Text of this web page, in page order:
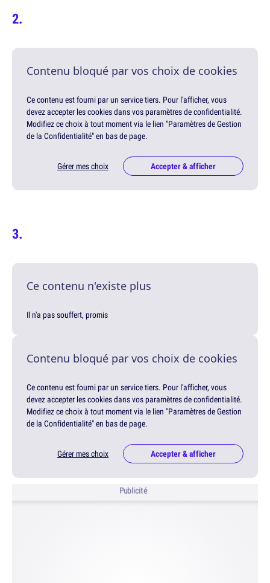
Contenu bloqué par vos choix de cookies
Ce contenu est fourni par un service tiers. Pour l'afficher, vous
devez accepter les cookies dans vos paramètres de confidentialité.
Modifiez ce choix à tout moment via le lien "Paramètres de Gestion
de la Confidentialité" en bas de page.
Gérer mes choix Accepter & afficher
Ce contenu n'existe plus
Il n'a pas souffert, promis
Contenu bloqué par vos choix de cookies
Ce contenu est fourni par un service tiers. Pour l'afficher, vous
devez accepter les cookies dans vos paramètres de confidentialité.
Modifiez ce choix à tout moment via le lien "Paramètres de Gestion
de la Confidentialité" en bas de page.
Gérer mes choix Accepter & afficher
Publicité